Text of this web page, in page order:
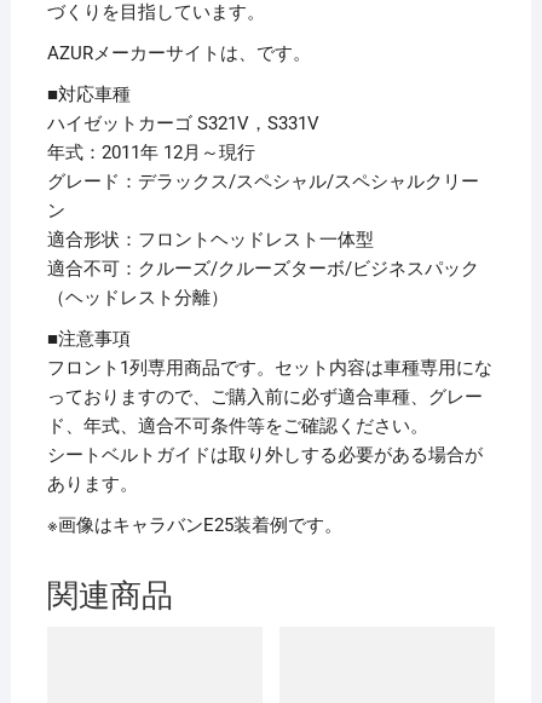
づくりを目指しています。
AZURメーカーサイトは、です。
■対応車種
ハイゼットカーゴ S321V，S331V
年式：2011年 12月～現行
グレード：デラックス/スペシャル/スペシャルクリー
ン
適合形状：フロントヘッドレスト一体型
適合不可：クルーズ/クルーズターボ/ビジネスパック
（ヘッドレスト分離）
■注意事項
フロント1列専用商品です。セット内容は車種専用にな
っておりますので、ご購入前に必ず適合車種、グレー
ド、年式、適合不可条件等をご確認ください。
シートベルトガイドは取り外しする必要がある場合が
あります。
※画像はキャラバンE25装着例です。
関連商品